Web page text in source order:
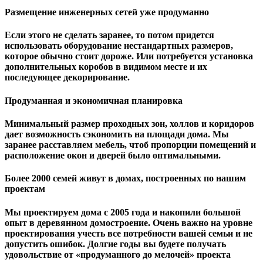
Размещение инженерных сетей уже продуманно
Если этого не сделать заранее, то потом придется
использовать оборудование нестандартных размеров,
которое обычно стоит дороже. Или потребуется установка
дополнительных коробов в видимом месте и их
последующее декорирование.
Продуманная и экономичная планировка
Минимальный размер проходных зон, холлов и коридоров
дает возможность сэкономить на площади дома. Мы
заранее расставляем мебель, чтоб пропорции помещений и
расположение окон и дверей было оптимальными.
Более 2000 семей живут в домах, построенных по нашим
проектам
Мы проектируем дома с 2005 года и накопили большой
опыт в деревянном домостроение. Очень важно на уровне
проектирования учесть все потребности вашей семьи и не
допустить ошибок. Долгие годы вы будете получать
удовольствие от «продуманного до мелочей» проекта